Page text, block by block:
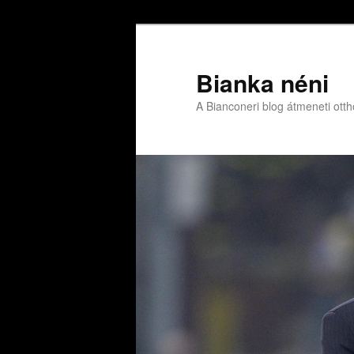
Bianka néni
A Bianconeri blog átmeneti